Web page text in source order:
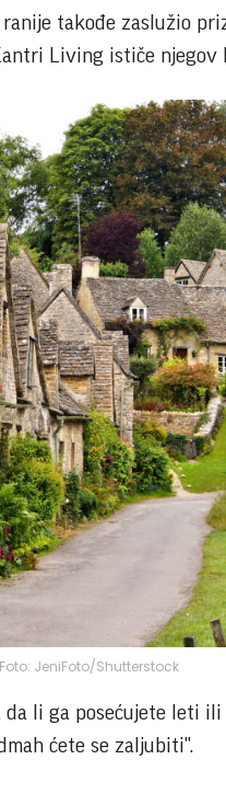
takođe zaslužio
Living ističe njegov
Foto: JeniFoto/Shutterstock
li ga posećujete leti
ćete se zaljubiti".